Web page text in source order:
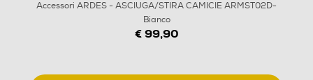
Accessori ARDES - ASCIUGA/STIRA CAMICIE ARMST02D-
Bianco
€ 99,90